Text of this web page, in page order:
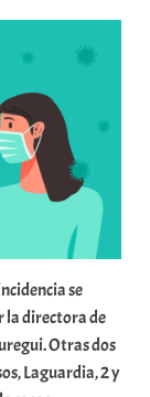
se
la directora de
Otras dos
Laguardia, 2 y